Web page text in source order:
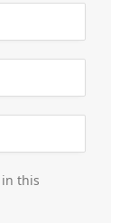
in this